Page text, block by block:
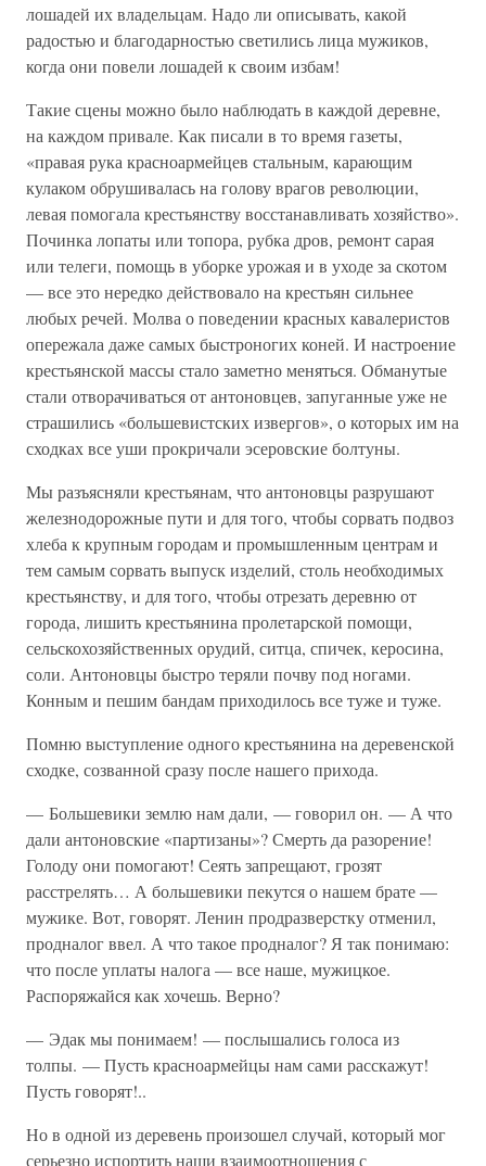
лошадей их владельцам. Надо ли описывать, какой
радостью и благодарностью светились лица мужиков,
когда они повели лошадей к своим избам!
Такие сцены можно было наблюдать в каждой деревне,
на каждом привале. Как писали в то время газеты,
«правая рука красноармейцев стальным, карающим
кулаком обрушивалась на голову врагов революции,
левая помогала крестьянству восстанавливать хозяйство».
Починка лопаты или топора, рубка дров, ремонт сарая
или телеги, помощь в уборке урожая и в уходе за скотом
— все это нередко действовало на крестьян сильнее
любых речей. Молва о поведении красных кавалеристов
опережала даже самых быстроногих коней. И настроение
крестьянской массы стало заметно меняться. Обманутые
стали отворачиваться от антоновцев, запуганные уже не
страшились «большевистских извергов», о которых им на
сходках все уши прокричали эсеровские болтуны.
Мы разъясняли крестьянам, что антоновцы разрушают
железнодорожные пути и для того, чтобы сорвать подвоз
хлеба к крупным городам и промышленным центрам и
тем самым сорвать выпуск изделий, столь необходимых
крестьянству, и для того, чтобы отрезать деревню от
города, лишить крестьянина пролетарской помощи,
сельскохозяйственных орудий, ситца, спичек, керосина,
соли. Антоновцы быстро теряли почву под ногами.
Конным и пешим бандам приходилось все туже и туже.
Помню выступление одного крестьянина на деревенской
сходке, созванной сразу после нашего прихода.
— Большевики землю нам дали, — говорил он. — А что
дали антоновские «партизаны»? Смерть да разорение!
Голоду они помогают! Сеять запрещают, грозят
расстрелять… А большевики пекутся о нашем брате —
мужике. Вот, говорят. Ленин продразверстку отменил,
продналог ввел. А что такое продналог? Я так понимаю:
что после уплаты налога — все наше, мужицкое.
Распоряжайся как хочешь. Верно?
— Эдак мы понимаем! — послышались голоса из
толпы. — Пусть красноармейцы нам сами расскажут!
Пусть говорят!..
Но в одной из деревень произошел случай, который мог
серьезно испортить наши взаимоотношения с